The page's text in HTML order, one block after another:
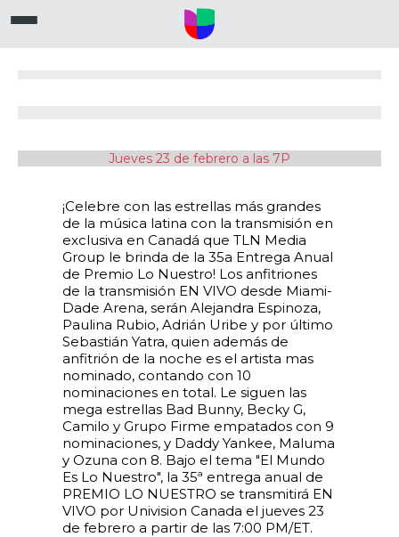
Jueves 23 de febrero a las 7P
¡Celebre con las estrellas más grandes
de la música latina con la transmisión en
exclusiva en Canadá que TLN Media
Group le brinda de la 35a Entrega Anual
de Premio Lo Nuestro! Los anfitriones
de la transmisión EN VIVO desde Miami-
Dade Arena, serán Alejandra Espinoza,
Paulina Rubio, Adrián Uribe y por último
Sebastián Yatra, quien además de
anfitrión de la noche es el artista mas
nominado, contando con 10
nominaciones en total. Le siguen las
mega estrellas Bad Bunny, Becky G,
Camilo y Grupo Firme empatados con 9
nominaciones, y Daddy Yankee, Maluma
y Ozuna con 8. Bajo el tema "El Mundo
Es Lo Nuestro", la 35ª entrega anual de
PREMIO LO NUESTRO se transmitirá EN
VIVO por Univision Canada el jueves 23
de febrero a partir de las 7:00 PM/ET.